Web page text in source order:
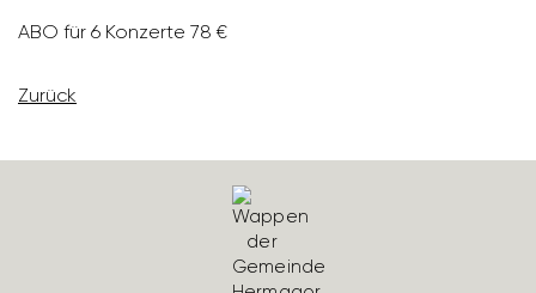
ABO für 6 Konzerte 78 €
Zurück